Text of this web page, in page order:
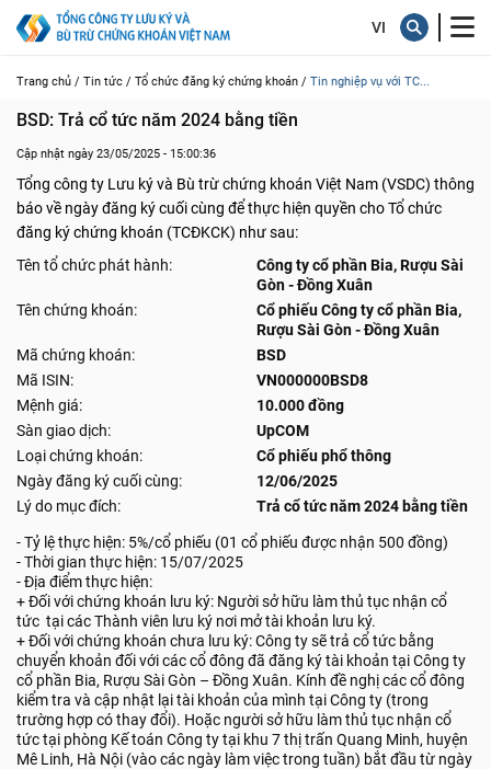
Trang chủ / Tin tức / Tổ chức đăng ký chứng khoán / Tin nghiệp vụ với TC...
BSD: Trả cổ tức năm 2024 bằng tiền
Cập nhật ngày 23/05/2025 - 15:00:36
Tổng công ty Lưu ký và Bù trừ chứng khoán Việt Nam (VSDC) thông
báo về ngày đăng ký cuối cùng để thực hiện quyền cho Tổ chức
đăng ký chứng khoán (TCĐKCK) như sau:
Tên tổ chức phát hành:
Công ty cổ phần Bia, Rượu Sài
Gòn - Đồng Xuân
Tên chứng khoán:
Cổ phiếu Công ty cổ phần Bia,
Rượu Sài Gòn - Đồng Xuân
Mã chứng khoán:
BSD
Mã ISIN:
VN000000BSD8
Mệnh giá:
10.000 đồng
Sàn giao dịch:
UpCOM
Loại chứng khoán:
Cổ phiếu phổ thông
Ngày đăng ký cuối cùng:
12/06/2025
Lý do mục đích:
Trả cổ tức năm 2024 bằng tiền
- Tỷ lệ thực hiện: 5%/cổ phiếu (01 cổ phiếu được nhận 500 đồng)
- Thời gian thực hiện: 15/07/2025
- Địa điểm thực hiện:
+ Đối với chứng khoán lưu ký: Người sở hữu làm thủ tục nhận cổ
tức tại các Thành viên lưu ký nơi mở tài khoản lưu ký.
+ Đối với chứng khoán chưa lưu ký: Công ty sẽ trả cổ tức bằng
chuyển khoản đối với các cổ đông đã đăng ký tài khoản tại Công ty
cổ phần Bia, Rượu Sài Gòn – Đồng Xuân. Kính đề nghị các cổ đông
kiểm tra và cập nhật lại tài khoản của mình tại Công ty (trong
trường hợp có thay đổi). Hoặc người sở hữu làm thủ tục nhận cổ
tức tại phòng Kế toán Công ty tại khu 7 thị trấn Quang Minh, huyện
Mê Linh, Hà Nội (vào các ngày làm việc trong tuần) bắt đầu từ ngày